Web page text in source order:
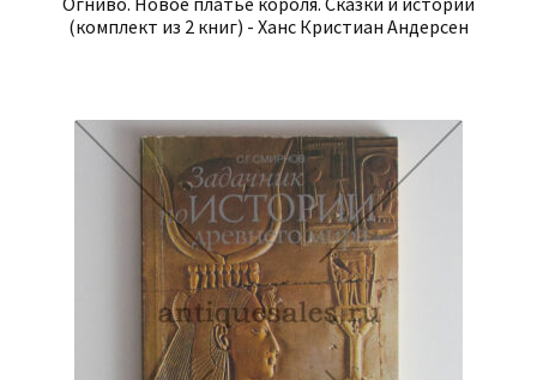
(комплект из 2 книг) - Ханс Кристиан Андерсен